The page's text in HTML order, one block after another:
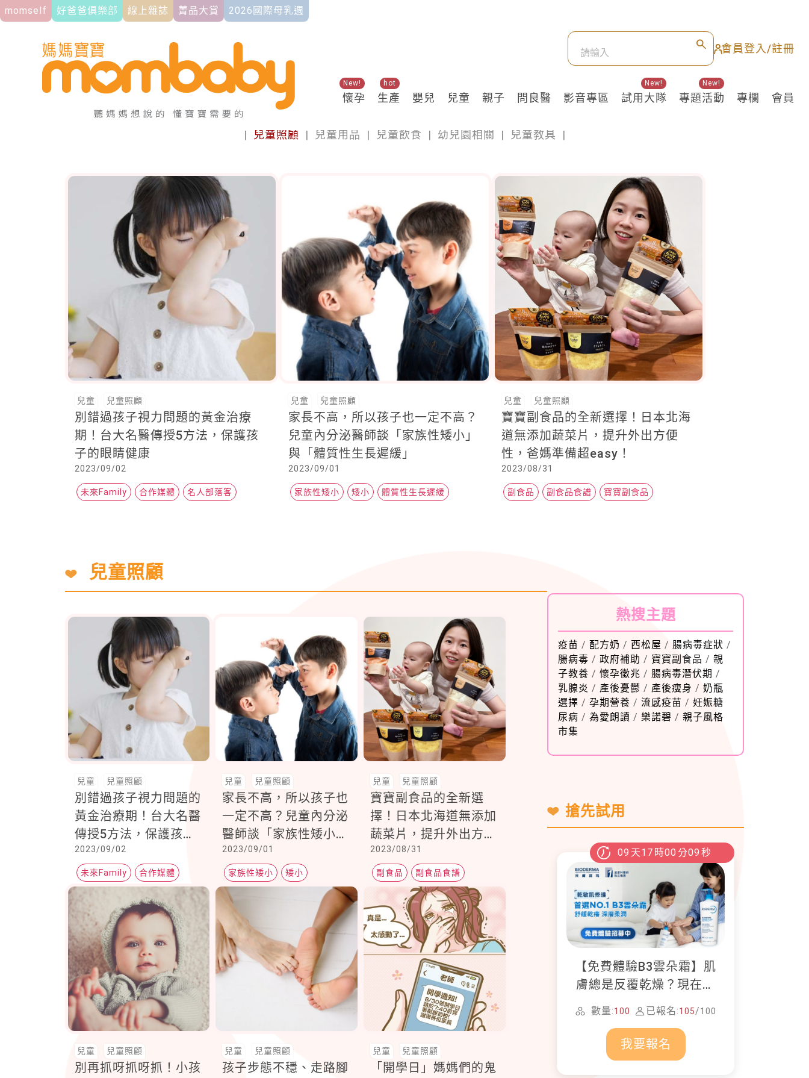
momself 好爸爸俱樂部 線上雜誌 菁品大賞 2026國際母乳週
會員登入/註冊
懷孕
New!
生產
hot
嬰兒 兒童 親子 問良醫 影音專區 試用大隊
New!
專題活動
New!
專欄 會員
兒童
| 兒童照顧 | 兒童用品 | 兒童飲食 | 幼兒園相關 | 兒童教具 |
兒童 兒童照顧
別錯過孩子視力問題的黃金治療
期！台大名醫傳授5方法，保護孩
子的眼睛健康
2023/09/02
未來Family 合作媒體 名人部落客
兒童 兒童照顧
家長不高，所以孩子也一定不高？
兒童內分泌醫師談「家族性矮小」
與「體質性生長遲緩」
2023/09/01
家族性矮小 矮小 體質性生長遲緩
兒童 兒童照顧
寶寶副食品的全新選擇！日本北海
道無添加蔬菜片，提升外出方便
性，爸媽準備超easy！
2023/08/31
副食品 副食品食譜 寶寶副食品
兒童照顧
兒童 兒童照顧
別錯過孩子視力問題的
黃金治療期！台大名醫
傳授5方法，保護孩子
的眼睛健康
2023/09/02
未來Family 合作媒體
名人部落客
兒童 兒童照顧
家長不高，所以孩子也
一定不高？兒童內分泌
醫師談「家族性矮小」
與「體質性生長遲緩」
2023/09/01
家族性矮小 矮小
體質性生長遲緩
兒童 兒童照顧
寶寶副食品的全新選
擇！日本北海道無添加
蔬菜片，提升外出方便
性，爸媽準備超
easy！
2023/08/31
副食品 副食品食譜
寶寶副食品
兒童 兒童照顧
別再抓呀抓呀抓！小孩
兒童 兒童照顧
孩子步態不穩、走路腳
兒童 兒童照顧
「開學日」媽媽們的鬼
熱搜主題
疫苗 / 配方奶 / 西松屋 / 腸病毒症狀 /
腸病毒 / 政府補助 / 寶寶副食品 / 親
子教養 / 懷孕徵兆 / 腸病毒潛伏期 /
乳腺炎 / 產後憂鬱 / 產後瘦身 / 奶瓶
選擇 / 孕期營養 / 流感疫苗 / 妊娠糖
尿病 / 為愛朗讀 / 樂諾碧 / 親子風格
市集
搶先試用
09 天17 時00 分08 秒
【免費體驗B3雲朵霜】肌
膚總是反覆乾燥？現在就
加入貝膚黛瑪修護體驗計
畫！
數量:100 已報名:105/100
我要報名